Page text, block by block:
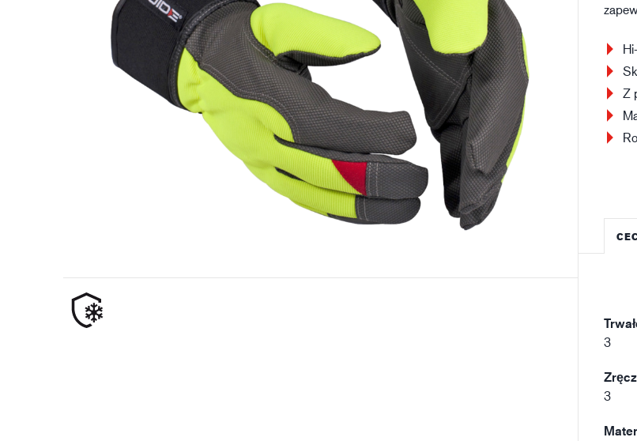
Przemysł naftowo-gazowy Budownictwo
Z
3
3